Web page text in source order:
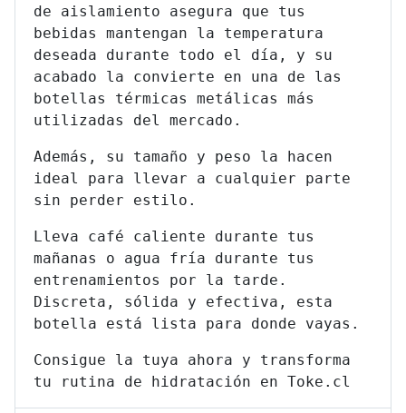
de aislamiento asegura que tus
bebidas mantengan la temperatura
deseada durante todo el día, y su
acabado la convierte en una de las
botellas térmicas metálicas más
utilizadas del mercado.
Además, su tamaño y peso la hacen
ideal para llevar a cualquier parte
sin perder estilo.
Lleva café caliente durante tus
mañanas o agua fría durante tus
entrenamientos por la tarde.
Discreta, sólida y efectiva, esta
botella está lista para donde vayas.
Consigue la tuya ahora y transforma
tu rutina de hidratación en Toke.cl